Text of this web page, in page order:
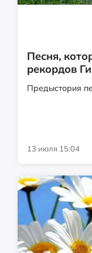
Песня,
рекордов
Предыстория
13 июля 15:04